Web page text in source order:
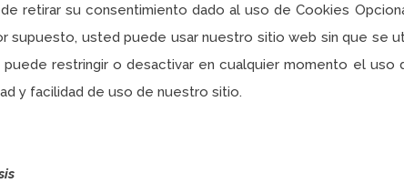
retirar su consentimiento dado al uso de Cookies
supuesto, usted puede usar nuestro sitio web sin que se
puede restringir o desactivar en cualquier momento el
y facilidad de uso de nuestro sitio.